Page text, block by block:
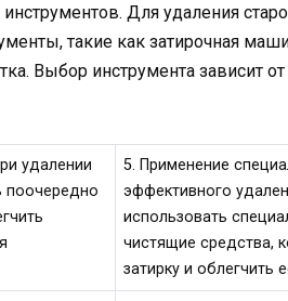
Для удаления
такие как затирочная
Выбор инструмента зависит
удалении
поочередно
5. Применение
эффективного
использовать
чистящие средства,
затирку и облегчить